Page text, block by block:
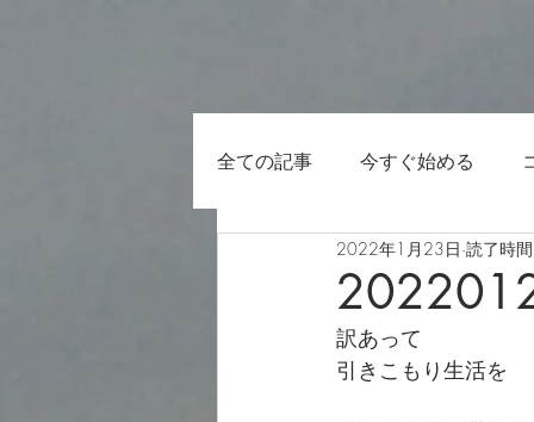
全ての記事 今すぐ始める
2022年1月23日 読了時
訳あって
引きこもり生活を